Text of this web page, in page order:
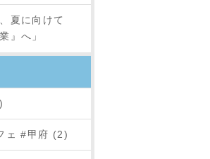
夏に向けて
』へ」
ェ #甲府 (2)